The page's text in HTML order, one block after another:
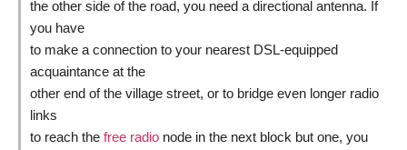
the other side of the road, you need a directional antenna. If
you have
to make a connection to your nearest DSL-equipped
acquaintance at the
other end of the village street, or to bridge even longer radio
links
to reach the free radio node in the next block but one, you